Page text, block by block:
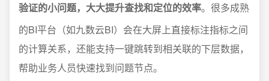
验证的小问题，大大提升查找和定位的效率。很多成熟
的BI平台（如九数云BI）会在大屏上直接标注指标之间
的计算关系，还能支持一键跳转到相关联的下层数据，
帮助业务人员快速找到问题节点。